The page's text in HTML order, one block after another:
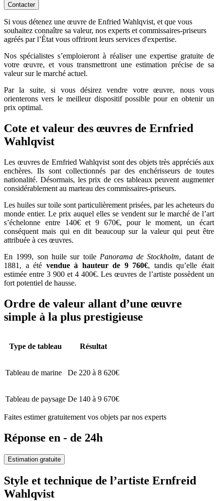
Contacter
Si vous détenez une œuvre de Enfried Wahlqvist, et que vous
souhaitez connaître sa valeur, nos experts et commissaires-priseurs
agréés par l’État vous offriront leurs services d'expertise.
Nos spécialistes s’emploieront à réaliser une expertise gratuite de
votre œuvre, et vous transmettront une estimation précise de sa
valeur sur le marché actuel.
Par la suite, si vous désirez vendre votre œuvre, nous vous
orienterons vers le meilleur dispositif possible pour en obtenir un
prix optimal.
Cote et valeur des œuvres de Ernfried
Wahlqvist
Les œuvres de Ernfried Wahlqvist sont des objets très appréciés aux
enchères. Ils sont collectionnés par des enchérisseurs de toutes
nationalité. Désormais, les prix de ces tableaux peuvent augmenter
considérablement au marteau des commissaires-priseurs.
Les huiles sur toile sont particulièrement prisées, par les acheteurs du
monde entier. Le prix auquel elles se vendent sur le marché de l’art
s’échelonne entre 140€ et 9 670€, pour le moment, un écart
conséquent mais qui en dit beaucoup sur la valeur qui peut être
attribuée à ces œuvres.
En 1999, son huile sur toile Panorama de Stockholm, datant de
1881, a été vendue à hauteur de 9 760€, tandis qu’elle était
estimée entre 3 900 et 4 400€. Les œuvres de l’artiste possèdent un
fort potentiel de hausse.
Ordre de valeur allant d’une œuvre
simple à la plus prestigieuse
Type de tableau Résultat
Tableau de marine De 220 à 8 620€
Tableau de paysage De 140 à 9 670€
Faites estimer gratuitement vos objets par nos experts
Réponse en - de 24h
Estimation gratuite
Style et technique de l’artiste Ernfreid
Wahlqvist